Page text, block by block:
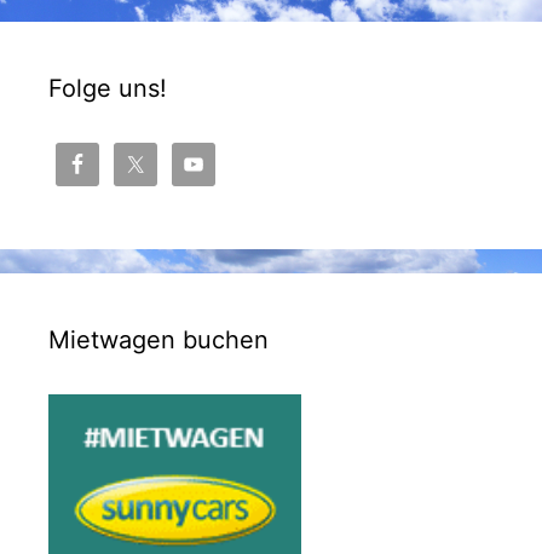
Folge uns!
Mietwagen buchen